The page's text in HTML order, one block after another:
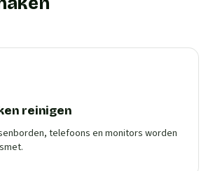
reinigen
telefoons en monitors worden